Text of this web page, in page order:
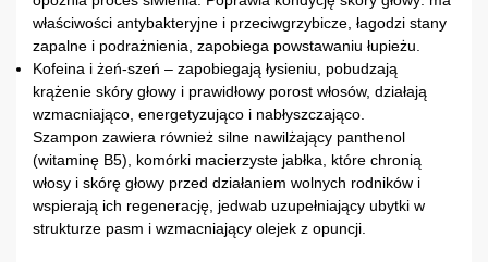
właściwości antybakteryjne i przeciwgrzybicze, łagodzi stany
zapalne i podrażnienia, zapobiega powstawaniu łupieżu.
Kofeina i żeń-szeń – zapobiegają łysieniu, pobudzają
krążenie skóry głowy i prawidłowy porost włosów, działają
wzmacniająco, energetyzująco i nabłyszczająco.
Szampon zawiera również silne nawilżający panthenol
(witaminę B5), komórki macierzyste jabłka, które chronią
włosy i skórę głowy przed działaniem wolnych rodników i
wspierają ich regenerację, jedwab uzupełniający ubytki w
strukturze pasm i wzmacniający olejek z opuncji.